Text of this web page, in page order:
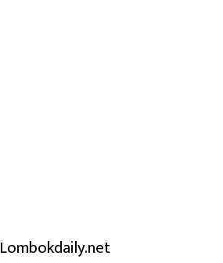
Lombokdaily.net